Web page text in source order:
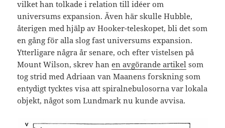
vilket han tolkade i relation till idéer om
universums expansion. Även här skulle Hubble,
återigen med hjälp av Hooker-teleskopet, bli det som
en gång för alla slog fast universums expansion.
Ytterligare några år senare, och efter vistelsen på
Mount Wilson, skrev hanen avgörande artikel som
tog strid med Adriaan van Maanens forskning som
entydigt tycktes visa att spiralnebulosorna var lokala
objekt, något som Lundmark nu kunde avvisa.